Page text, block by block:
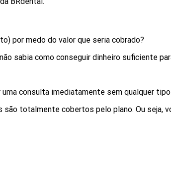
por medo do valor que seria cobrado?
sabia como conseguir dinheiro suficiente
consulta imediatamente sem qualquer
totalmente cobertos pelo plano. Ou seja,